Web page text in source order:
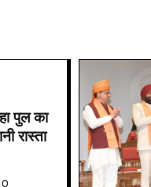
पुल का
रास्ता
0